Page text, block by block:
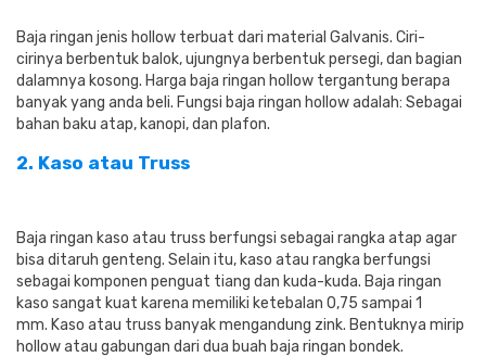
Baja ringan jenis hollow terbuat dari material Galvanis. Ciri-
cirinya berbentuk balok, ujungnya berbentuk persegi, dan bagian
dalamnya kosong. Harga baja ringan hollow tergantung berapa
banyak yang anda beli. Fungsi baja ringan hollow adalah: Sebagai
bahan baku atap, kanopi, dan plafon.
2. Kaso atau Truss
Baja ringan kaso atau truss berfungsi sebagai rangka atap agar
bisa ditaruh genteng. Selain itu, kaso atau rangka berfungsi
sebagai komponen penguat tiang dan kuda-kuda. Baja ringan
kaso sangat kuat karena memiliki ketebalan 0,75 sampai 1
mm. Kaso atau truss banyak mengandung zink. Bentuknya mirip
hollow atau gabungan dari dua buah baja ringan bondek.